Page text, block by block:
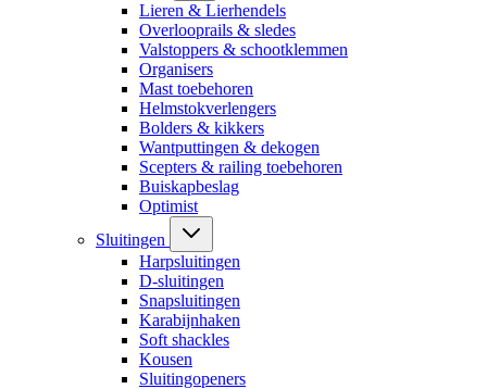
Lieren & Lierhendels
Overlooprails & sledes
Valstoppers & schootklemmen
Organisers
Mast toebehoren
Helmstokverlengers
Bolders & kikkers
Wantputtingen & dekogen
Scepters & railing toebehoren
Buiskapbeslag
Optimist
Sluitingen
Harpsluitingen
D-sluitingen
Snapsluitingen
Karabijnhaken
Soft shackles
Kousen
Sluitingopeners